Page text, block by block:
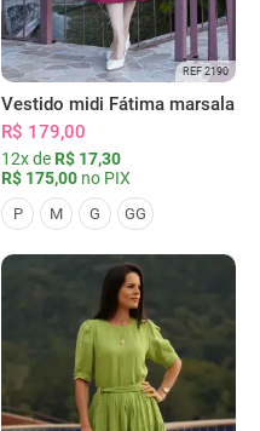
REF 2190
Vestido midi Fátima marsala
R$ 179,00
12x de R$ 17,30
R$ 175,00 no PIX
P M G GG